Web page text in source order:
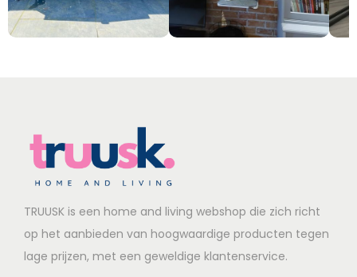
TRUUSK is een home and living webshop die zich richt
op het aanbieden van hoogwaardige producten tegen
lage prijzen, met een geweldige klantenservice.